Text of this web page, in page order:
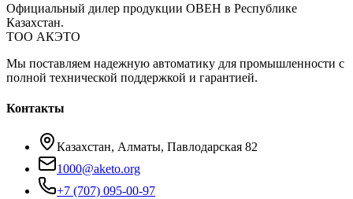
Официальный дилер продукции ОВЕН в Республике
Казахстан.
ТОО АКЭТО
Мы поставляем надежную автоматику для промышленности с
полной технической поддержкой и гарантией.
Контакты
Казахстан, Алматы, Павлодарская 82
1000@aketo.org
+7 (707) 095-00-97